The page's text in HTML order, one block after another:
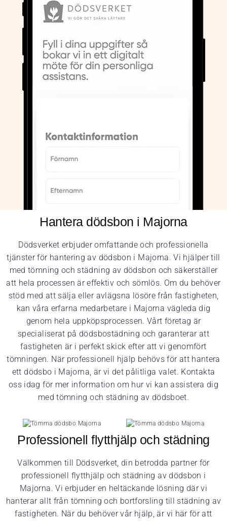
Hantera dödsbon i Majorna
Dödsverket erbjuder omfattande och professionella
tjänster för hantering av dödsbon i Majorna. Vi hjälper till
med tömning och städning av dödsbon och säkerställer
att hela processen är effektiv och sömlös. Om du behöver
stöd med att sälja eller avlägsna lösöre från fastigheten,
kan våra erfarna medarbetare i Majorna vägleda dig
genom hela uppköpsprocessen. Vårt företag är
specialiserat på dödsbostädning och garanterar att
fastigheten är i perfekt skick efter att vi genomfört
tömningen. När professionell hjälp behövs för att hantera
ett dödsbo i Majorna, är vi det pålitliga valet. Kontakta
oss idag för mer information om hur vi kan assistera dig
med tömning och städning av dödsboet.
Professionell flytthjälp och städning
Välkommen till Dödsverket, din betrodda partner för
professionell flytthjälp och städning av dödsbon i
Majorna. Vi erbjuder en heltäckande lösning där vi
hanterar allt från tömning och bortforsling till städning av
fastigheten. När du behöver vår hjälp, är vi här för att